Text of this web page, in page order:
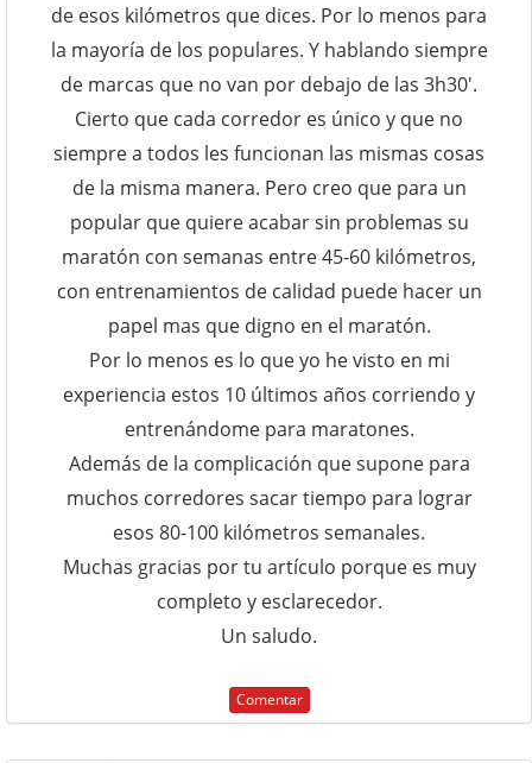
de esos kilómetros que dices. Por lo menos para
la mayoría de los populares. Y hablando siempre
de marcas que no van por debajo de las 3h30′.
Cierto que cada corredor es único y que no
siempre a todos les funcionan las mismas cosas
de la misma manera. Pero creo que para un
popular que quiere acabar sin problemas su
maratón con semanas entre 45-60 kilómetros,
con entrenamientos de calidad puede hacer un
papel mas que digno en el maratón.
Por lo menos es lo que yo he visto en mi
experiencia estos 10 últimos años corriendo y
entrenándome para maratones.
Además de la complicación que supone para
muchos corredores sacar tiempo para lograr
esos 80-100 kilómetros semanales.
Muchas gracias por tu artículo porque es muy
completo y esclarecedor.
Un saludo.
Comentar